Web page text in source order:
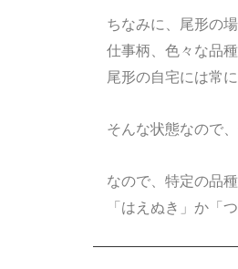
ちなみに、尾形の場
仕事柄、色々な品
尾形の自宅には常
そんな状態なので
なので、特定の品
「はえぬき」か「